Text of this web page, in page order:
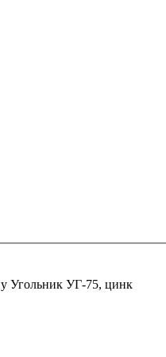
Угольник УГ-75, цинк